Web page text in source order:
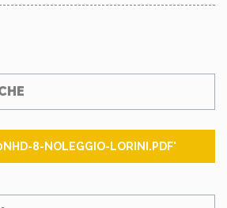
8-NOLEGGIO-LORINI.PDF'